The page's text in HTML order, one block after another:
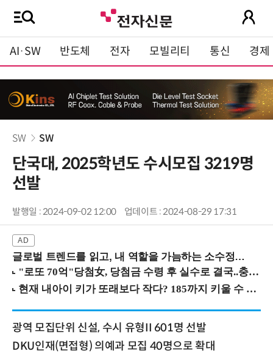
AI·SW 반도체 전자 모빌리티 통신 경제
SW SW
단국대, 2025학년도 수시모집 3219명
선발
발행일 : 2024-09-02 12:00 업데이트 : 2024-08-29 17:31
글로벌 트렌드를 읽고, 내 역할을 가늠하는 소수정예 실습 워크숍 (8/28 신논현역)
광역 모집단위 신설, 수시 유형II 601명 선발
DKU인재(면접형) 의예과 모집 40명으로 확대